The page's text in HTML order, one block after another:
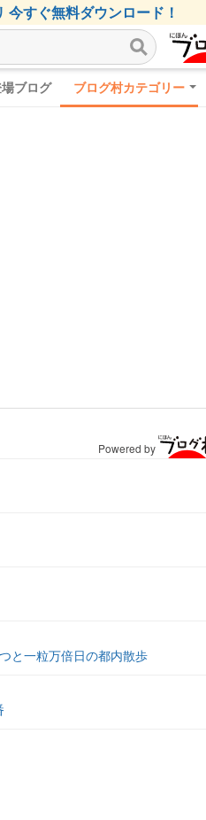
今すぐ無料ダウンロード！
ブログ ブログ村カテゴリー
Powered by
と一粒万倍日の都内散歩